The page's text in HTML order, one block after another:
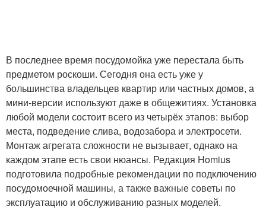
В последнее время посудомойка уже перестала быть
предметом роскоши. Сегодня она есть уже у
большинства владельцев квартир или частных домов, а
мини-версии используют даже в общежитиях. Установка
любой модели состоит всего из четырёх этапов: выбор
места, подведение слива, водозабора и электросети.
Монтаж агрегата сложности не вызывает, однако на
каждом этапе есть свои нюансы. Редакция Homius
подготовила подробные рекомендации по подключению
посудомоечной машины, а также важные советы по
эксплуатацию и обслуживанию разных моделей.